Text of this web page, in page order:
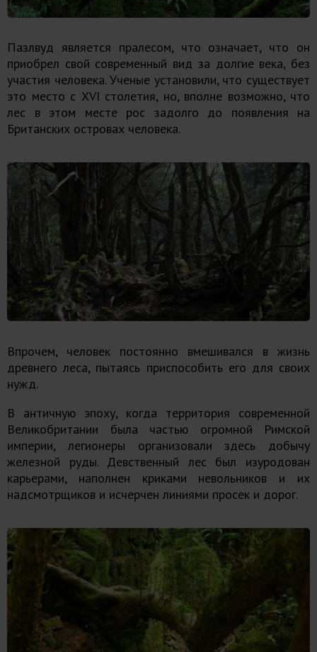
Пазлвуд является пралесом, что означает, что он
приобрел свой современный вид за долгие века, без
участия человека. Ученые установили, что существует
это место с XVI столетия, но, вполне возможно, что
лес в этом месте рос задолго до появления на
Британских островах человека.
Впрочем, человек постоянно вмешивался в жизнь
древнего леса, пытаясь приспособить его для своих
нужд.
В античную эпоху, когда территория современной
Великобритании была частью огромной Римской
империи, легионеры организовали здесь добычу
железной руды. Девственный лес был изуродован
карьерами, наполнен криками невольников и их
надсмотрщиков и исчерчен линиями просек и дорог.